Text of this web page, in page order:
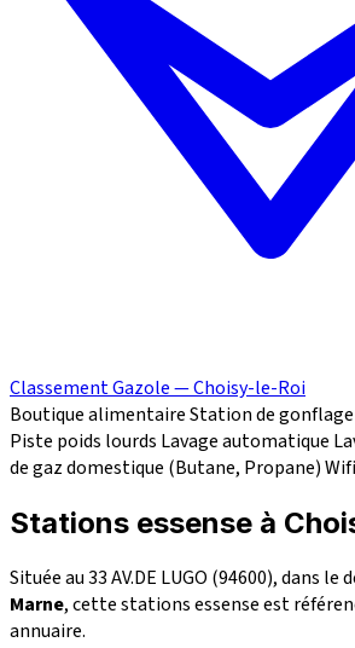
Classement Gazole — Choisy-le-Roi
Boutique alimentaireStation de gonflage
Piste poids lourds Lavage automatique
de gaz domestique (Butane, Propane)Wifi
Stations essense à
Située au 33 AV.DE LUGO (94600), dans
Marne, cette stations essense est
annuaire.